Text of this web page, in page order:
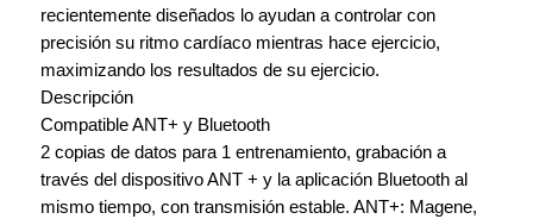
recientemente diseñados lo ayudan a controlar con
precisión su ritmo cardíaco mientras hace ejercicio,
maximizando los resultados de su ejercicio.
Descripción
Compatible ANT+ y Bluetooth
2 copias de datos para 1 entrenamiento, grabación a
través del dispositivo ANT + y la aplicación Bluetooth al
mismo tiempo, con transmisión estable. ANT+: Magene,